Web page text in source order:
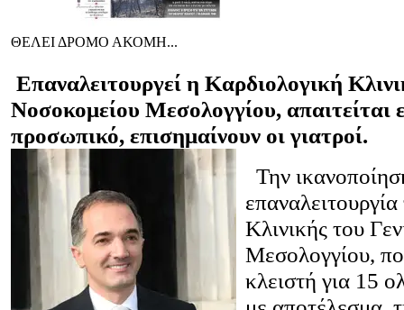
ΘΕΛΕΙ ΔΡΟΜΟ ΑΚΟΜΗ...
Επαναλειτουργεί η Καρδιολογική
Νοσοκομείου Μεσολογγίου, απαιτείται
προσωπικό, επισημαίνουν οι γιατροί.
Την
Κλινικής του
Μεσολογγίου,
κλειστή για 15